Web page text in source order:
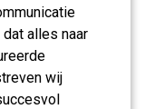
alles naar
wij